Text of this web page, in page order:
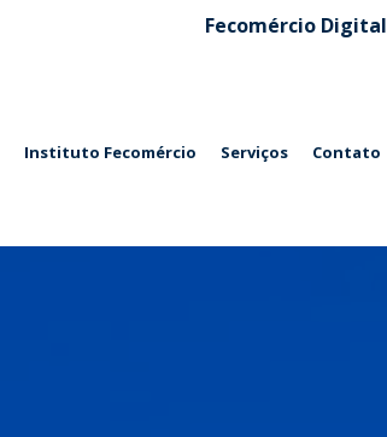
Fecomércio Digital
Instituto Fecomércio Serviços Contato